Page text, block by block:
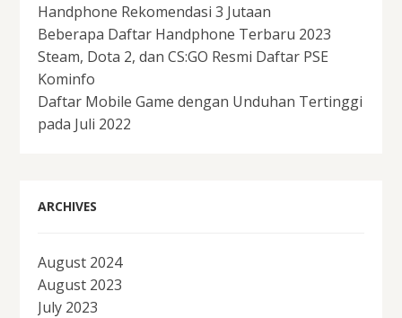
Handphone Rekomendasi 3 Jutaan
Beberapa Daftar Handphone Terbaru 2023
Steam, Dota 2, dan CS:GO Resmi Daftar PSE
Kominfo
Daftar Mobile Game dengan Unduhan Tertinggi
pada Juli 2022
ARCHIVES
August 2024
August 2023
July 2023